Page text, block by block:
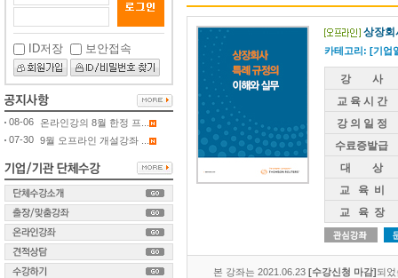
ID저장 보안접속
08-06
온라인강의 8월 한정 프...
07-30 9월 오프라인 개설강좌 ...
상장회
카테고리: [기업
강 사
교 육 시 간
강 의 일 정
수료증발급
대 상
교 육 비
교 육 장
본 강좌는 2021.06.23 [수강신청 마감]되